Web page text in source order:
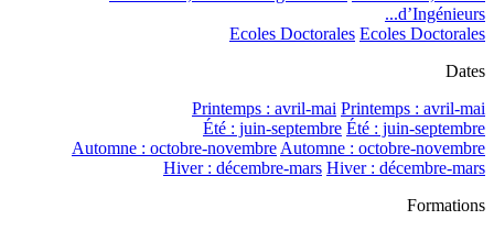
d’Ingénieurs...
Ecoles Doctorales Ecoles Doctorales
Dates
Printemps : avril-mai Printemps : avril-mai
Été : juin-septembre Été : juin-septembre
Automne : octobre-novembreAutomne : octobre-novembre
Hiver : décembre-mars Hiver : décembre-mars
Formations